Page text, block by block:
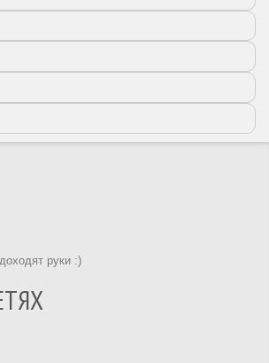
руки :)